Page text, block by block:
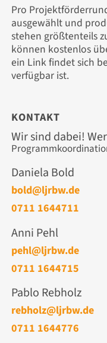
KONTAKT
Wir sind dabei!
Daniela Bold
bold@ljrbw.de
0711 1644711
Anni Pehl
pehl@ljrbw.de
0711 1644715
Pablo Rebholz
rebholz@ljrbw.de
0711 1644776
Pro
ausgewählt und
stehen größtenteils
können kostenlos
ein Link findet sich
verfügbar ist.